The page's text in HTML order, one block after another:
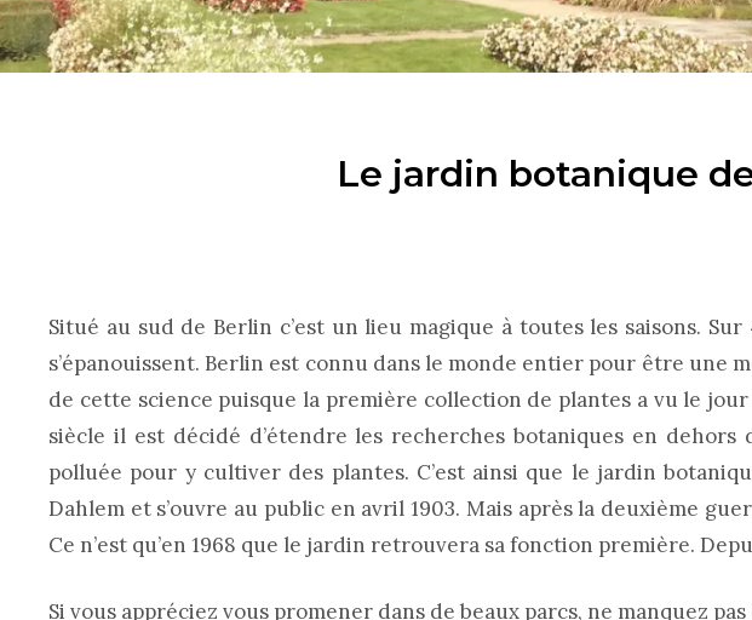
Le jardin botanique
Situé au sud de Berlin c’est un lieu magique à toutes les saisons.
s’épanouissent. Berlin est connu dans le monde entier pour être une
de cette science puisque la première collection de plantes a vu le jour
siècle il est décidé d’étendre les recherches botaniques en
polluée pour y cultiver des plantes. C’est ainsi que le jardin
Dahlem et s’ouvre au public en avril 1903. Mais après la deuxième
Ce n’est qu’en 1968 que le jardin retrouvera sa fonction première.
Si vous appréciez vous promener dans de beaux parcs, ne manquez